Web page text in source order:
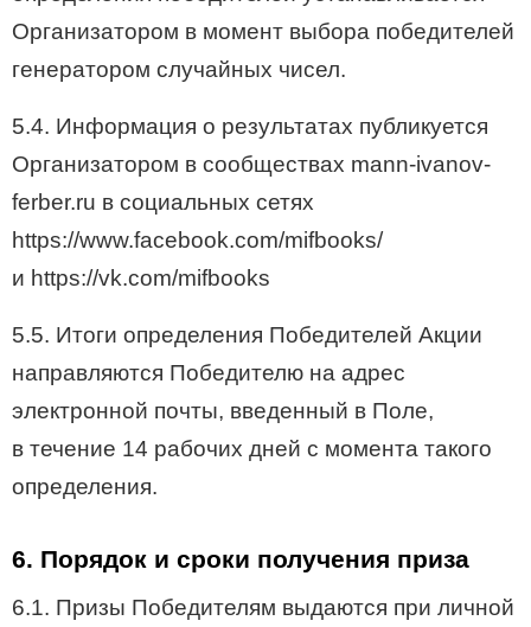
Организатором в момент выбора победителей
генератором случайных чисел.
5.4. Информация о результатах публикуется
Организатором в сообществах mann-ivanov-
ferber.ru в социальных сетях
https://www.facebook.com/mifbooks/
и https://vk.com/mifbooks
5.5. Итоги определения Победителей Акции
направляются Победителю на адрес
электронной почты, введенный в Поле,
в течение 14 рабочих дней с момента такого
определения.
6. Порядок и сроки получения приза
6.1. Призы Победителям выдаются при личной